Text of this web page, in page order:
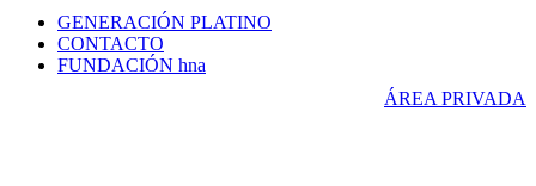
GENERACIÓN PLATINO
CONTACTO
FUNDACIÓN hna
ÁREA PRIVADA